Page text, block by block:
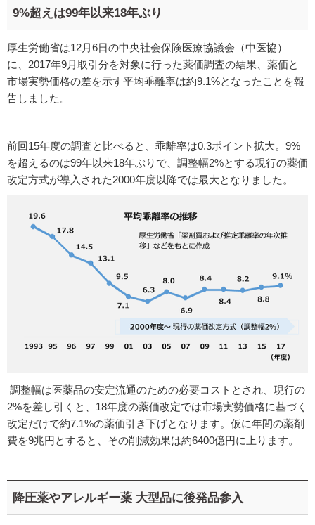
9%超えは99年以来18年ぶり
厚生労働省は12月6日の中央社会保険医療協議会（中医協）
に、2017年9月取引分を対象に行った薬価調査の結果、薬価と
市場実勢価格の差を示す平均乖離率は約9.1%となったことを報
告しました。
前回15年度の調査と比べると、乖離率は0.3ポイント拡大。9%
を超えるのは99年以来18年ぶりで、調整幅2%とする現行の薬価
改定方式が導入された2000年度以降では最大となりました。
調整幅は医薬品の安定流通のための必要コストとされ、現行の
2%を差し引くと、18年度の薬価改定では市場実勢価格に基づく
改定だけで約7.1%の薬価引き下げとなります。仮に年間の薬剤
費を9兆円とすると、その削減効果は約6400億円に上ります。
降圧薬やアレルギー薬 大型品に後発品参入